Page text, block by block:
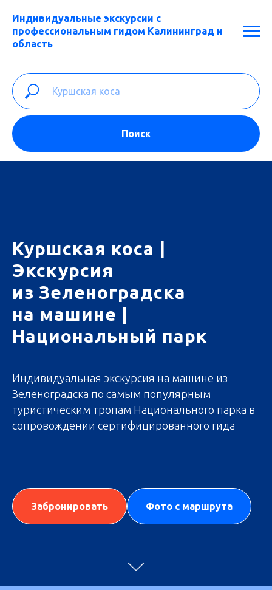
Индивидуальные экскурсии с
профессиональным гидом Калининград и
область
Поиск
Куршская коса |
Экскурсия
из Зеленоградска
на машине |
Национальный парк
Индивидуальная экскурсия на машине из
Зеленоградска по самым популярным
туристическим тропам Национального парка в
сопровождении сертифицированного гида
Забронировать Фото с маршрута